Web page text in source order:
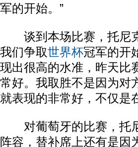
军的开始。”
谈到本场比赛，托尼克
我们争取世界杯冠军的开
现出很高的水准，昨天比
常好。我取胜不是因为对
就表现的非常好，不仅是
对葡萄牙的比赛，托
阵容，替补席上还有是因